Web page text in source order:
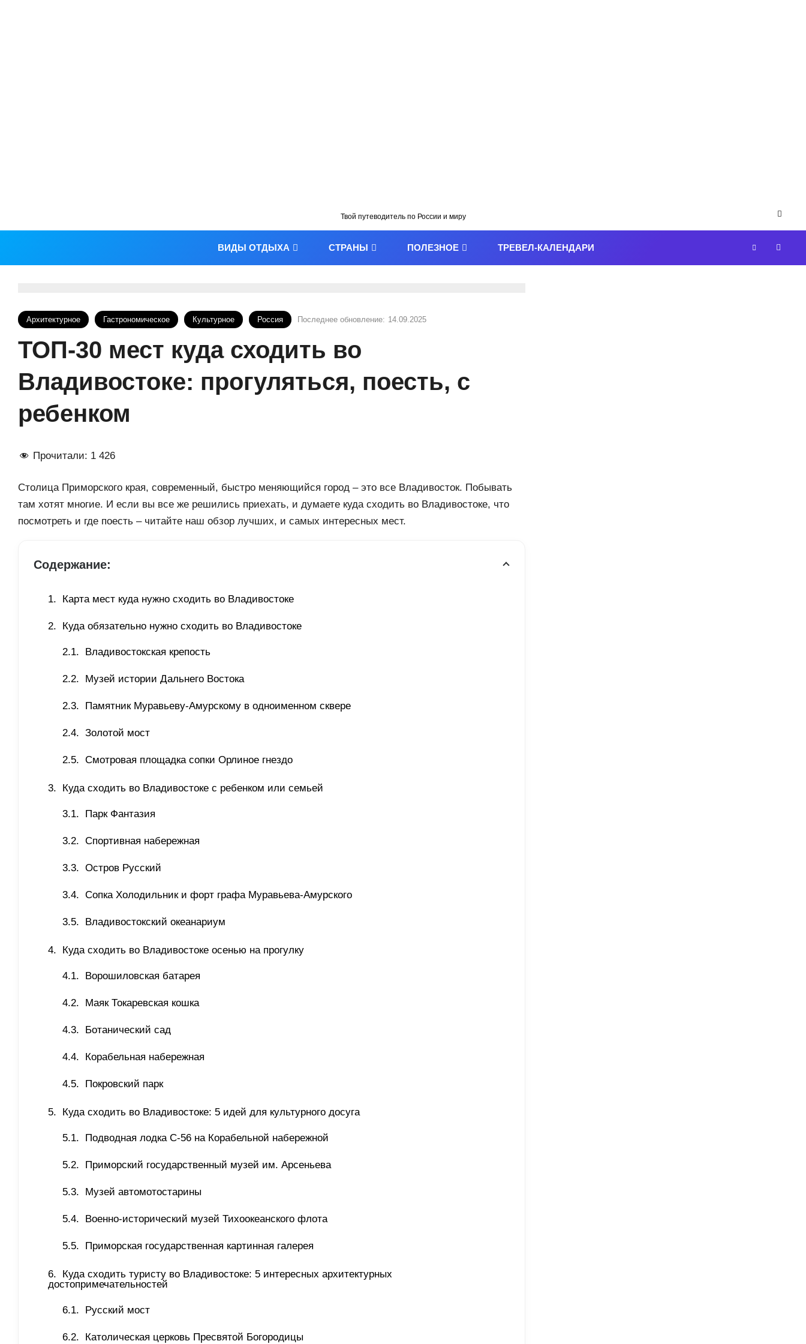
Твой путеводитель по России и миру
ВИДЫ ОТДЫХА СТРАНЫ ПОЛЕЗНОЕ ТРЕВЕЛ-КАЛЕНДАРИ
Архитектурное Гастрономическое Культурное Россия Последнее обновление: 14.09.2025
ТОП-30 мест куда сходить во
Владивостоке: прогуляться, поесть, с
ребенком
Прочитали: 1 426
Столица Приморского края, современный, быстро меняющийся город – это все Владивосток. Побывать
там хотят многие. И если вы все же решились приехать, и думаете куда сходить во Владивостоке, что
посмотреть и где поесть – читайте наш обзор лучших, и самых интересных мест.
Содержание:
Карта мест куда нужно сходить во Владивостоке
Куда обязательно нужно сходить во Владивостоке
Владивостокская крепость
Музей истории Дальнего Востока
Памятник Муравьеву-Амурскому в одноименном сквере
Золотой мост
Смотровая площадка сопки Орлиное гнездо
Куда сходить во Владивостоке с ребенком или семьей
Парк Фантазия
Спортивная набережная
Остров Русский
Сопка Холодильник и форт графа Муравьева-Амурского
Владивостокский океанариум
Куда сходить во Владивостоке осенью на прогулку
Ворошиловская батарея
Маяк Токаревская кошка
Ботанический сад
Корабельная набережная
Покровский парк
Куда сходить во Владивостоке: 5 идей для культурного досуга
Подводная лодка С-56 на Корабельной набережной
Приморский государственный музей им. Арсеньева
Музей автомотостарины
Военно-исторический музей Тихоокеанского флота
Приморская государственная картинная галерея
Куда сходить туристу во Владивостоке: 5 интересных архитектурных
достопримечательностей
Русский мост
Католическая церковь Пресвятой Богородицы